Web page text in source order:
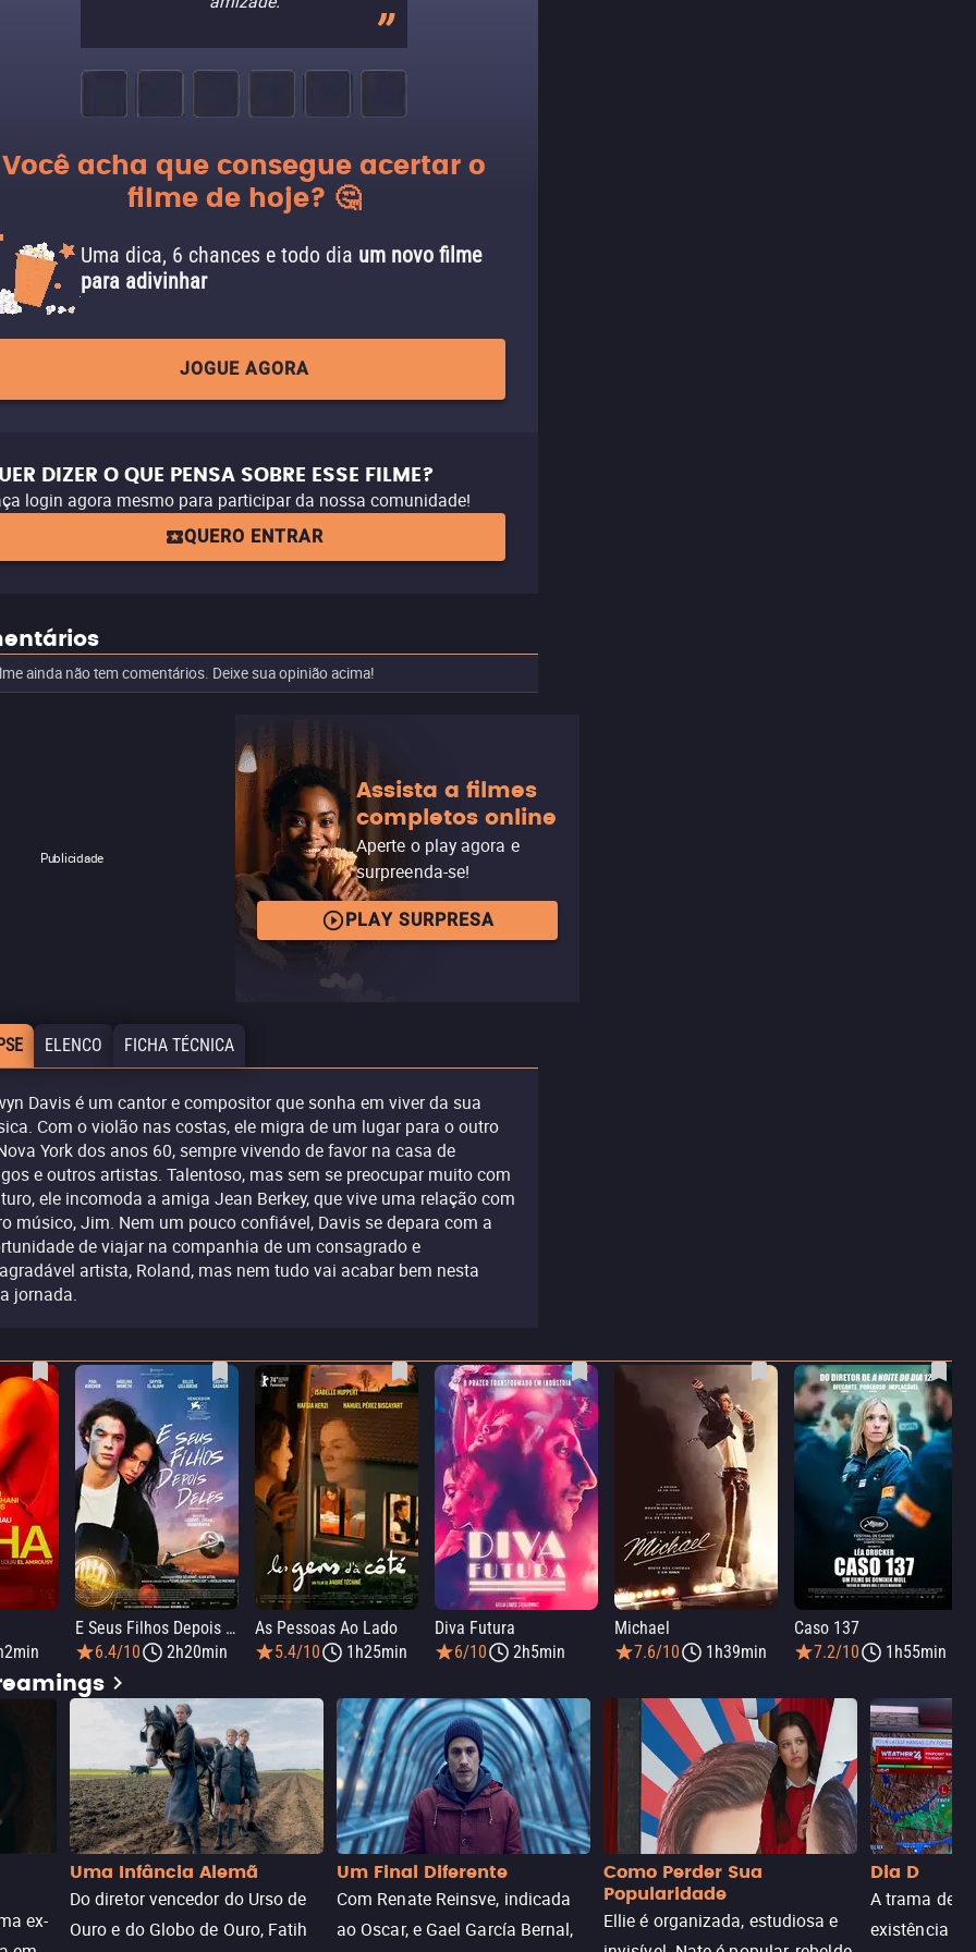
Você acha que consegue acertar o
filme de hoje? 🤔
Uma dica, 6 chances e todo dia um novo filme
para adivinhar
JOGUE AGORA
DIZER O QUE PENSA SOBRE ESSE FILME?
login agora mesmo para participar da nossa comunidade!
QUERO ENTRAR
ainda não tem comentários. Deixe sua opinião acima!
Publicidade
Assista a filmes
completos online
Aperte o play agora e
surpreenda-se!
PLAY SURPRESA
ELENCO FICHA TÉCNICA
Davis é um cantor e compositor que sonha em viver da sua
Com o violão nas costas, ele migra de um lugar para o outro
York dos anos 60, sempre vivendo de favor na casa de
e outros artistas. Talentoso, mas sem se preocupar muito com
ele incomoda a amiga Jean Berkey, que vive uma relação com
músico, Jim. Nem um pouco confiável, Davis se depara com a
de viajar na companhia de um consagrado e
artista, Roland, mas nem tudo vai acabar bem nesta
jornada.
E Seus Filhos Depois Deles
6.4/10
2h20min
As Pessoas Ao Lado
5.4/10
1h25min
Diva Futura
6/10
2h5min
Michael
7.6/10
1h39min
Caso 137
7.2/10
1h55min
ex-
Uma Infância Alemã
Do diretor vencedor do Urso de
Ouro e do Globo de Ouro, Fatih
Um Final Diferente
Com Renate Reinsve, indicada
ao Oscar, e Gael García Bernal,
Como Perder Sua
Popularidade
Ellie é organizada, estudiosa e
Dia D
A trama de
existência